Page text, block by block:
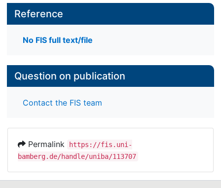
Reference
No FIS full text/file
Question on publication
Contact the FIS team
Permalink
https://fis.uni-
bamberg.de/handle/uniba/113707